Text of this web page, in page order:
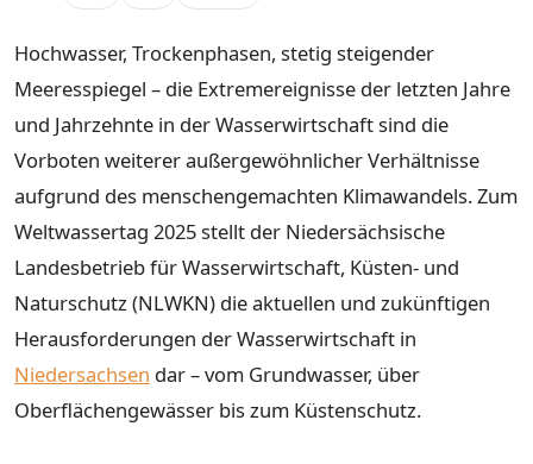
Hochwasser, Trockenphasen, stetig steigender
Meeresspiegel – die Extremereignisse der letzten Jahre
und Jahrzehnte in der Wasserwirtschaft sind die
Vorboten weiterer außergewöhnlicher Verhältnisse
aufgrund des menschengemachten Klimawandels. Zum
Weltwassertag 2025 stellt der Niedersächsische
Landesbetrieb für Wasserwirtschaft, Küsten- und
Naturschutz (NLWKN) die aktuellen und zukünftigen
Herausforderungen der Wasserwirtschaft in
Niedersachsen dar – vom Grundwasser, über
Oberflächengewässer bis zum Küstenschutz.